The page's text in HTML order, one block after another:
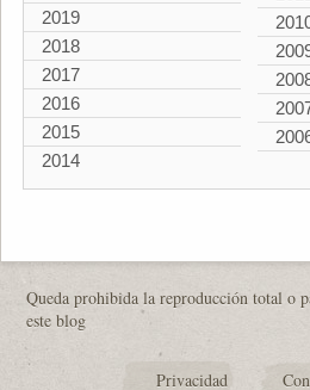
2019
2018
2017
2016
2015
2014
Queda prohibida la reproducción total o
este blog
Privacidad